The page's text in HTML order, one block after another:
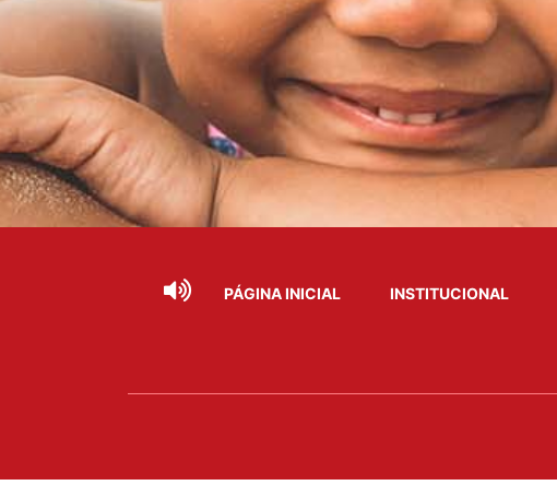
PÁGINA INICIAL INSTITUCIONAL